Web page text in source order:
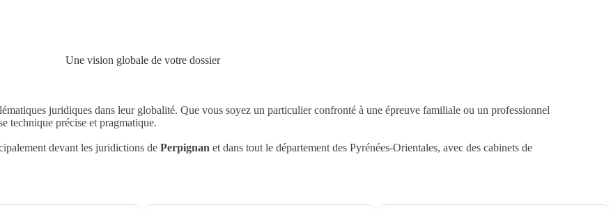
Une vision globale de votre dossier
juridiques dans leur globalité. Que vous soyez un particulier confronté à une épreuve familiale ou un professionnel
technique précise et pragmatique.
devant les juridictions dePerpignan et dans tout le département des Pyrénées-Orientales, avec des cabinets de